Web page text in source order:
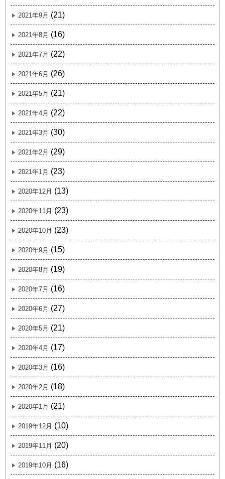
2021年9月 (21)
2021年8月 (16)
2021年7月 (22)
2021年6月 (26)
2021年5月 (21)
2021年4月 (22)
2021年3月 (30)
2021年2月 (29)
2021年1月 (23)
2020年12月 (13)
2020年11月 (23)
2020年10月 (23)
2020年9月 (15)
2020年8月 (19)
2020年7月 (16)
2020年6月 (27)
2020年5月 (21)
2020年4月 (17)
2020年3月 (16)
2020年2月 (18)
2020年1月 (21)
2019年12月 (10)
2019年11月 (20)
2019年10月 (16)